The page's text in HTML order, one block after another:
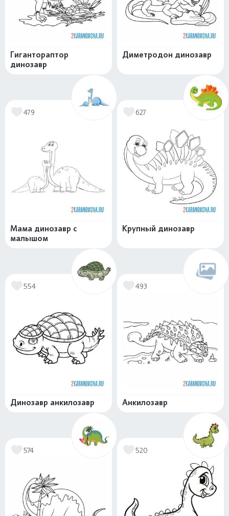
Гигантораптор
динозавр
Диметродон динозавр
479
Мама динозавр с
малышом
627
Крупный динозавр
554
Динозавр анкилозавр
493
Анкилозавр
574 520